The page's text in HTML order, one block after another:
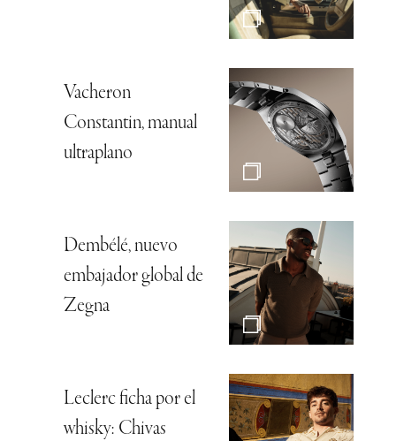
Vacheron
Constantin, manual
ultraplano
Dembélé, nuevo
embajador global de
Zegna
Leclerc ficha por el
whisky: Chivas